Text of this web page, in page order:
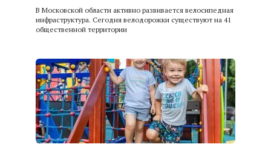
В Московской области активно развивается велосипедная
инфраструктура. Сегодня велодорожки существуют на 41
общественной территории